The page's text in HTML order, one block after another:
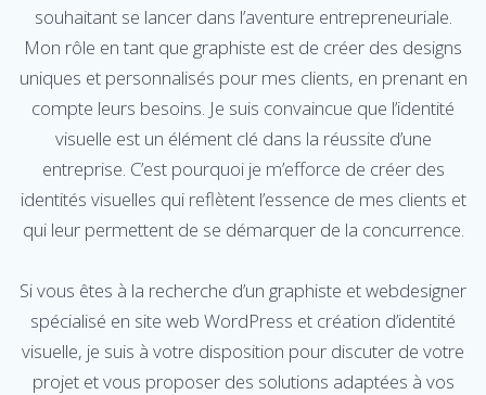
souhaitant se lancer dans l’aventure entrepreneuriale.
Mon rôle en tant que graphiste est de créer des designs
uniques et personnalisés pour mes clients, en prenant en
compte leurs besoins. Je suis convaincue que l’identité
visuelle est un élément clé dans la réussite d’une
entreprise. C’est pourquoi je m’efforce de créer des
identités visuelles qui reflètent l’essence de mes clients et
qui leur permettent de se démarquer de la concurrence.
Si vous êtes à la recherche d’un graphiste et webdesigner
spécialisé en site web WordPress et création d’identité
visuelle, je suis à votre disposition pour discuter de votre
projet et vous proposer des solutions adaptées à vos